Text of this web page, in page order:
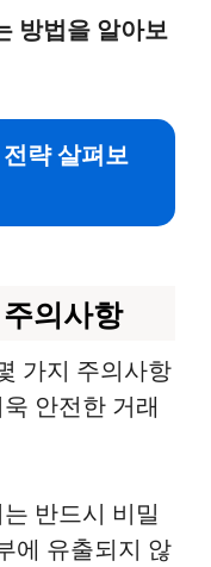
방법을 알아보
략 살펴보
의사항
가지 주의사항
안전한 거래
반드시 비밀
에 유출되지 않